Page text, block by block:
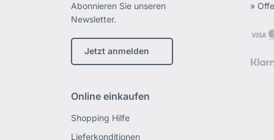
Abonnieren Sie unseren
Newsletter.
Jetzt anmelden
»
Online einkaufen
Shopping Hilfe
Lieferkonditionen